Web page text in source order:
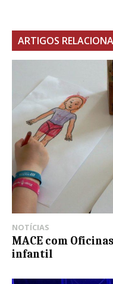
ARTIGOS
NOTÍCIAS
MACE com
infantil